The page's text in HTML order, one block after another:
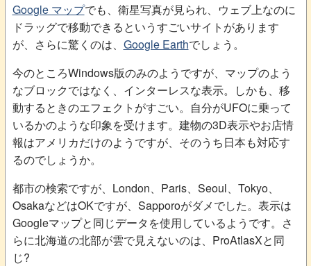
Google マップでも、衛星写真が見られ、ウェブ上なのに
ドラッグで移動できるというすごいサイトがあります
が、さらに驚くのは、 Google Earthでしょう。
今のところWindows版のみのようですが、マップのよう
なブロックではなく、インターレスな表示。しかも、移
動するときのエフェクトがすごい。自分がUFOに乗って
いるかのような印象を受けます。建物の3D表示やお店情
報はアメリカだけのようですが、そのうち日本も対応す
るのでしょうか。
都市の検索ですが、London、Paris、Seoul、Tokyo、
OsakaなどはOKですが、Sapporoがダメでした。表示は
Googleマップと同じデータを使用しているようです。さ
らに北海道の北部が雲で見えないのは、ProAtlasXと同
じ?